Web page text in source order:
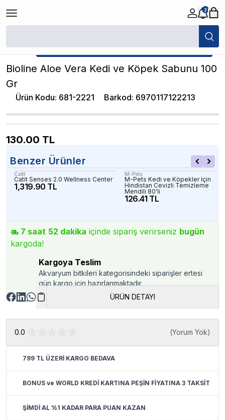
2
/ Bioline Aloe Vera Kedi ve Köpek Sabunu 100
★ Atakan Petshop, Bioline yetkili satıcısıdır.
Bioline Aloe Vera Kedi ve Köpek Sabunu 100
Gr
Ürün Kodu: 681-2221 Barkod: 6970117122213
130.00 TL
Benzer Ürünler
Catit
Catit Senses 2.0 Wellness Center
1,319.90 TL
M-Pets
M-Pets Kedi ve Köpekler İçin
Hindistan Cevizli Temizleme
Mendili 80'li
126.41 TL
7 saat 52 dakika içinde sipariş verirseniz bugün
kargoda!
Kargoya Teslim
Akvaryum bitkileri kategorisindeki siparişler ertesi
gün kargo için hazırlanmaktadır.
ÜRÜN DETAYI
0.0 (Yorum Yok)
799 TL ÜZERİ KARGO BEDAVA
BONUS ve WORLD KREDİ KARTINA PEŞİN FİYATINA 3 TAKSİT
ŞİMDİ AL %1 KADAR PARA PUAN KAZAN